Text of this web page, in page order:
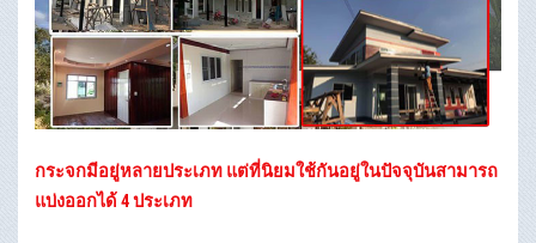
กระจกมีอยู่หลายประเภท แต่ที่นิยมใช้กันอยู่ในปัจจุบันสามารถ
แบ่งออกได้ 4 ประเภท